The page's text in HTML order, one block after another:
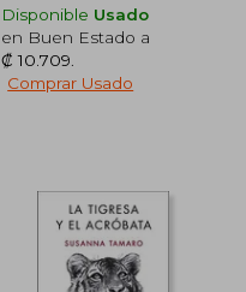
Disponible Usado
en Buen Estado a
₡ 10.709
Comprar Usado